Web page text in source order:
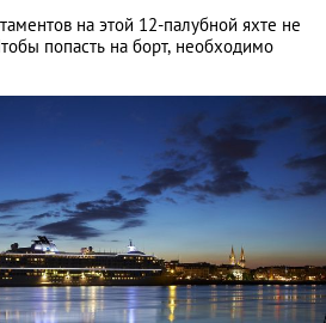
на этой 12-палубной яхте не
попасть на борт, необходимо